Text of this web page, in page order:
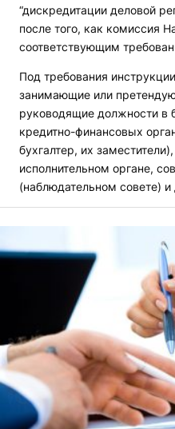
“дискредитации деловой
после того, как комиссия
соответствующим
Под требования
занимающие или
руководящие должности в
кредитно-финансовых
бухгалтер, их
исполнительном органе,
(наблюдательном совете) и